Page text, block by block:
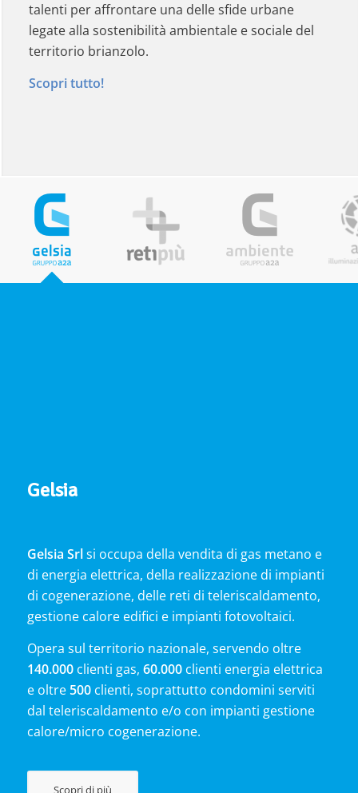
talenti per affrontare una delle sfide urbane
legate alla sostenibilità ambientale e sociale del
territorio brianzolo.
Scopri tutto!
Gelsia
Gelsia Srlsi occupa della vendita di gas metano e
di energia elettrica, della realizzazione di impianti
di cogenerazione, delle reti di teleriscaldamento,
gestione calore edifici e impianti fotovoltaici.
Opera sul territorio nazionale, servendo oltre
140.000clienti gas, 60.000clienti energia elettrica
e oltre500clienti, soprattutto condomini serviti
dal teleriscaldamento e/o con impianti gestione
calore/micro cogenerazione.
Scopri di più